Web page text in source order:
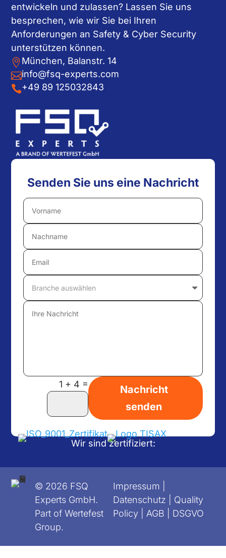
entwickeln und zulassen? Lassen Sie uns
besprechen, wie wir Sie bei Ihren
Anforderungen an Safety & Cyber Security
unterstützen können.
München, Balanstr. 14
info@fsq-experts.com
+49 89 125032843
Senden Sie uns eine Nachricht
1 + 4 =
Nachricht
senden
Wir sind zertifiziert:
© 2026 FSQ
Experts GmbH.
Part of Wertefest
Group.
Impressum
Datenschutz
Quality
Policy
AGB DSGVO